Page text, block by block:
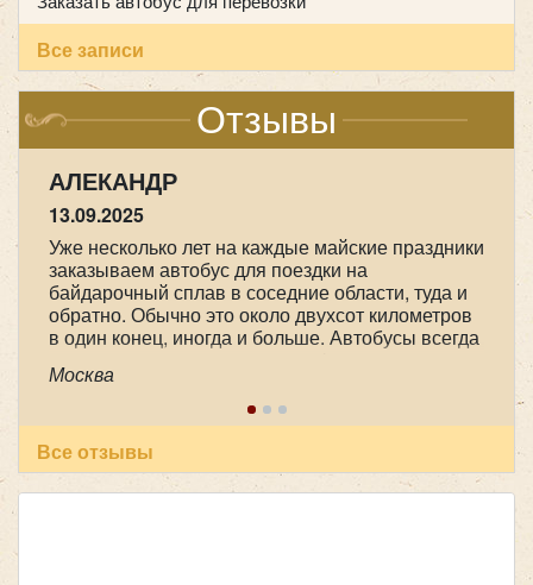
Все записи
Отзывы
АЛЕКАНДР
13.09.2025
Уже несколько лет на каждые майские праздники
заказываем автобус для поездки на
байдарочный сплав в соседние области, туда и
обратно. Обычно это около двухсот километров
в один конец, иногда и больше. Автобусы всегда
большими багажными отделениями. А главное,
это опытные, доброжелательные, пунктуальные
и ответственные водители. В этот раз это были
Александр Александрович Чорный и Юрий
Анатольевич Арефьев. Спасибо большое им и
всему коллективу компании!
Москва
Все отзывы
города.
Транспорт для вахтовых работников
Удобное решение для сменного персонала и
рабочих в удаленных районах.
Организация безопасной и комфортной доставки
к месту работы.
Специальные заказы (например, развозка
сотрудников после ночной смены)
Mercedes Viano
Количество мест:6
Цена от:1800 руб/час